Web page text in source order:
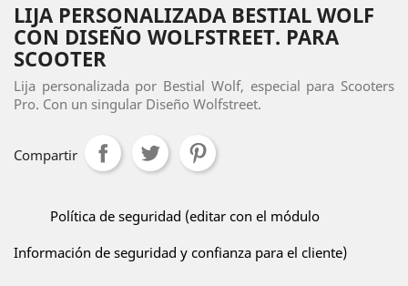
LIJA PERSONALIZADA BESTIAL WOLF
CON DISEÑO WOLFSTREET. PARA
SCOOTER
Lija personalizada por Bestial Wolf, especial para Scooters
Pro. Con un singular Diseño Wolfstreet.
Compartir
Política de seguridad (editar con el módulo
Información de seguridad y confianza para el cliente)